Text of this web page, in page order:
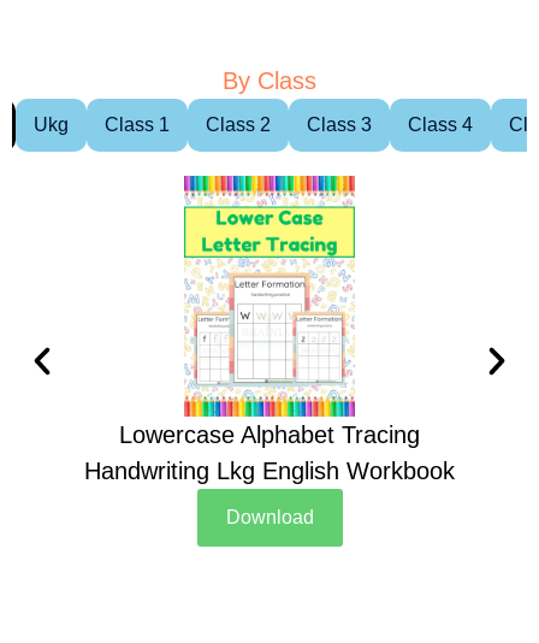
By Class
Ukg Class 1 Class 2 Class 3 Class 4
Lowercase Alphabet Tracing
Handwriting Lkg English Workbook
Download